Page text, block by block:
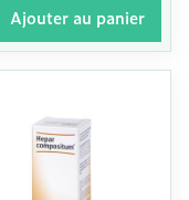
Ajouter au panier